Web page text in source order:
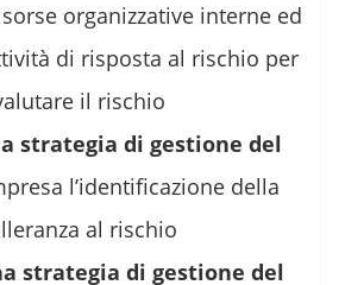
organizzative interne ed
di risposta al rischio per
il rischio
strategia di gestione del
l’identificazione della
al rischio
strategia di gestione del